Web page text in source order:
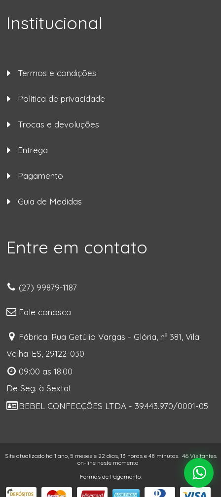
Institucional
Termos e condições
Política de privacidade
Trocas e devoluções
Entrega
Pagamento
Guia de Medidas
Entre em contato
(27) 99879-1187
Fale conosco
Fábrica: Rua Getúlio Vargas - Glória, nº 381, Vila
Velha-ES, 29122-030
09:00 as 18:00
De Seg. à Sexta!
BEBEL CONFECÇÕES LTDA - 39.443.970/0001-05
Site atualizado há 1 ano, 5 meses e 22 dias, 13 horas e 48 minutos. 46 Visitantes
on-line neste momento
Formas de Pagamento: